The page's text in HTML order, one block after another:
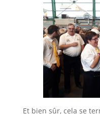
Et bien sûr, cela se